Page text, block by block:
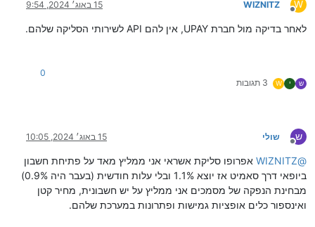
W
מנותק
WIZNITZ 15 באוג׳ 2024, 9:54
לאחר בדיקה מול חברת UPAY, אין להם API לשירותי הסליקה שלהם.
ש י W 3 תגובות
0
ש
מנותק
שולי 15 באוג׳ 2024, 10:05
@
WIZNITZ אפרופו סליקת אשראי אני ממליץ מאד על פתיחת חשבון
ביופאי דרך סאמיט אז יוצא 1.1% ובלי עלות חודשית (בעבר היה 0.9%)
מבחינת הנפקה של מסמכים אני ממליץ על יש חשבונית, מחיר קטן
ואינספור כלים אופציות גמישות ופתרונות במערכת שלהם.